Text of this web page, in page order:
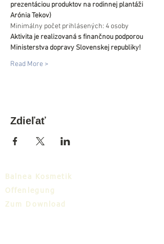
prezentáciou produktov na rodinnej plantáži
Arónia Tekov)
Minimálny počet prihlásených: 4 osoby
Aktivita je realizovaná s finančnou podporou
Ministerstva dopravy Slovenskej republiky!
Read More >
Zdieľať
Balnea Kosmetik
Offenlegung
Zum Download